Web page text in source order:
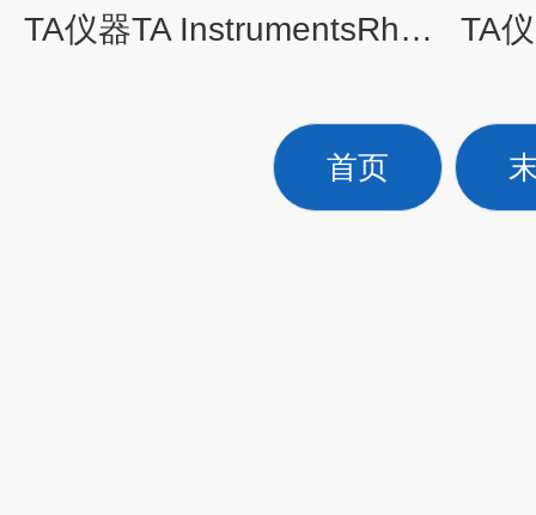
TA仪器TA InstrumentsRheology-ARES流变学软件 相关配件及耗材
首页